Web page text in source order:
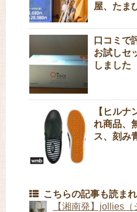
屋、たま
口コミで
お試しセ
しました
【ヒル
れ商品、
ス、刻み
こちらの記事も読ま
【湘南発】jollies